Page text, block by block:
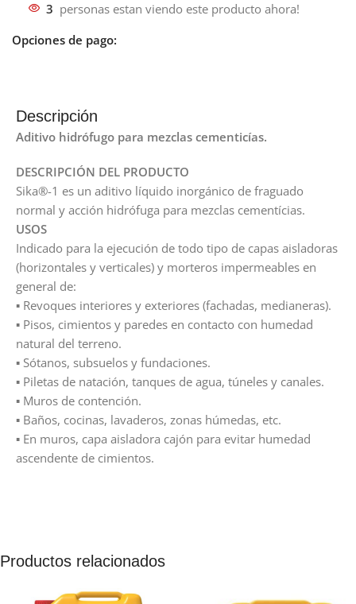
3 personas estan viendo este producto ahora!
Opciones de pago:
Descripción
Aditivo hidrófugo para mezclas cementicías.
DESCRIPCIÓN DEL PRODUCTO
Sika®-1 es un aditivo líquido inorgánico de fraguado
normal y acción hidrófuga para mezclas cementícias.
USOS
Indicado para la ejecución de todo tipo de capas aisladoras
(horizontales y verticales) y morteros impermeables en
general de:
▪ Revoques interiores y exteriores (fachadas, medianeras).
▪ Pisos, cimientos y paredes en contacto con humedad
natural del terreno.
▪ Sótanos, subsuelos y fundaciones.
▪ Piletas de natación, tanques de agua, túneles y canales.
▪ Muros de contención.
▪ Baños, cocinas, lavaderos, zonas húmedas, etc.
▪ En muros, capa aisladora cajón para evitar humedad
ascendente de cimientos.
Productos relacionados